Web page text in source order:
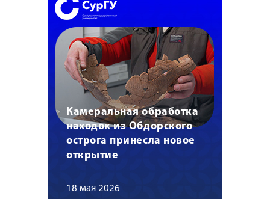
Камеральная обработка
находок из Обдорского
острога принесла новое
открытие
18 мая 2026